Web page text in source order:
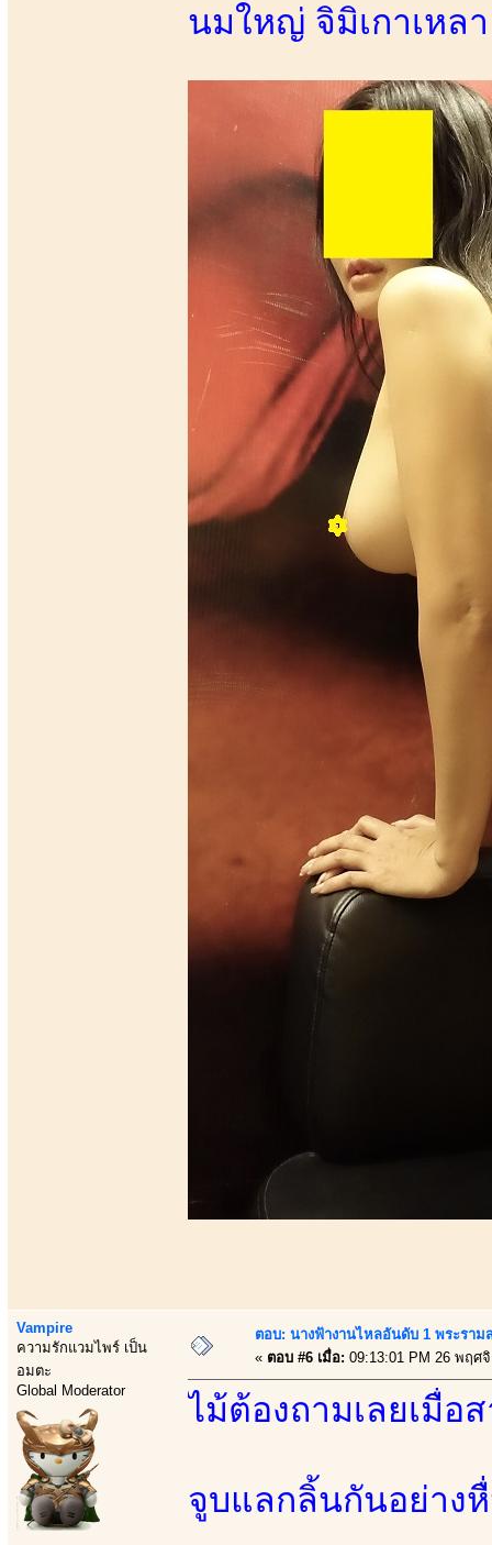
นมใหญ่ จิมิเกาเหล
Vampire
ความรักแวมไพร์ เป็น
อมตะ
Global Moderator
ตอบ: นางฟ้างานไหลอันดับ 1 พระราม
« ตอบ #6 เมื่อ: 09:13:01 PM 26 พฤศ
ไม้ต้องถามเลยเมื่อ
จูบแลกลิ้นกันอย่าง